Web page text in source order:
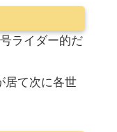
ライダー的だ
居て次に各世